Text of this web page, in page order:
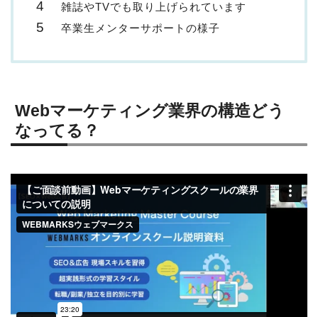
雑誌やTVでも取り上げられています
卒業生メンターサポートの様子
Webマーケティング業界の構造どう
なってる？